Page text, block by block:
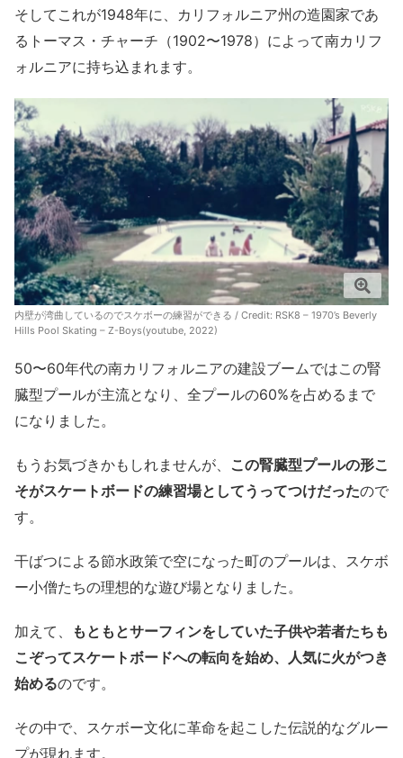
そしてこれが1948年に、カリフォルニア州の造園家であ
るトーマス・チャーチ（1902〜1978）によって南カリフ
ォルニアに持ち込まれます。
内壁が湾曲しているのでスケボーの練習ができる / Credit: RSK8 – 1970’s Beverly
Hills Pool Skating – Z-Boys(youtube, 2022)
50〜60年代の南カリフォルニアの建設ブームではこの腎
臓型プールが主流となり、全プールの60%を占めるまで
になりました。
もうお気づきかもしれませんが、 この腎臓型プールの形こ
そがスケートボードの練習場としてうってつけだったので
す。
干ばつによる節水政策で空になった町のプールは、スケボ
ー小僧たちの理想的な遊び場となりました。
加えて、
もともとサーフィンをしていた子供や若者たちも
こぞってスケートボードへの転向を始め、人気に火がつき
始めるのです。
その中で、スケボー文化に革命を起こした伝説的なグルー
プが現れます。